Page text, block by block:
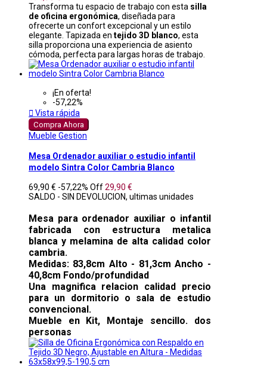
Transforma tu espacio de trabajo con esta silla
de oficina ergonómica, diseñada para
ofrecerte un confort excepcional y un estilo
elegante. Tapizada en tejido 3D blanco, esta
silla proporciona una experiencia de asiento
cómoda, perfecta para largas horas de trabajo.
¡En oferta!
-57,22%
 Vista rápida
Compra Ahora
Mueble Gestion
Mesa Ordenador auxiliar o estudio infantil
modelo Sintra Color Cambria Blanco
69,90 € -57,22% Off29,90 €
SALDO - SIN DEVOLUCION, ultimas unidades
Mesa para ordenador auxiliar o infantil
fabricada con estructura metalica
blanca y melamina de alta calidad color
cambria.
Medidas: 83,8cm Alto - 81,3cm Ancho -
40,8cm Fondo/profundidad
Una magnifica relacion calidad precio
para un dormitorio o sala de estudio
convencional.
Mueble en Kit, Montaje sencillo. dos
personas